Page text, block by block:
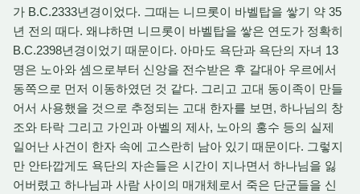
가 B.C.2333년경이었다. 그때는 니므롯이 바벨탑을 쌓기 약 35
년 전의 때다. 왜냐하면 니므롯이 바벨탑을 쌓은 연도가 정확히
B.C.2398년경이었기 때문이다. 아마도 욕단과 욕단의 자녀 13
명은 노아와 셈으로부터 신앙을 전수받은 후 갈대아 우르에서
동쪽으로 먼저 이동하였던 것 같다. 그리고 고대 동이족이 만들
어서 사용했을 것으로 추정되는 고대 한자를 보면, 하나님의 창
조와 타락 그리고 가인과 아벨의 제사, 노아의 홍수 등의 실제
일어난 사건이 한자 속에 고스란히 남아 있기 때문이다. 그렇지
만 안타깝게도 욕단의 자손들은 시간이 지나면서 하나님을 잃
어버렸고 하나님과 사람 사이의 매개체로서 죽은 단군들을 신